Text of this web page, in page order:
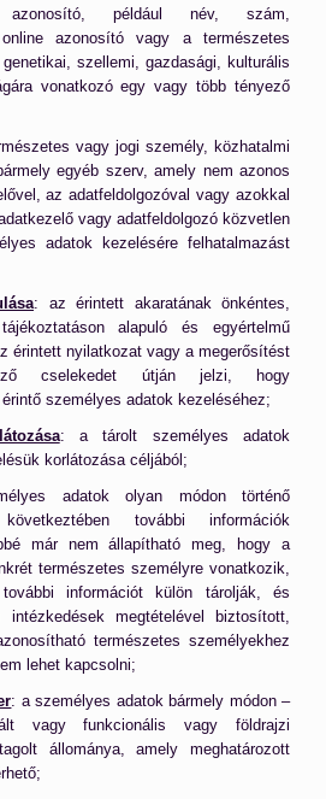
azonosító, például név, szám,
online azonosító vagy a természetes
szellemi, gazdasági, kulturális
vonatkozó egy vagy több tényező
vagy jogi személy, közhatalmi
egyéb szerv, amely nem azonos
az adatfeldolgozóval vagy azokkal
vagy adatfeldolgozó közvetlen
adatok kezelésére felhatalmazást
: az érintett akaratának önkéntes,
alapuló és egyértelmű
érintett nyilatkozat vagy a megerősítést
cselekedet útján jelzi, hogy
személyes adatok kezeléséhez;
: a tárolt személyes adatok
korlátozása céljából;
adatok olyan módon történő
további információk
már nem állapítható meg, hogy a
természetes személyre vonatkozik,
információt külön tárolják, és
megtételével biztosított,
természetes személyekhez
lehet kapcsolni;
: a személyes adatok bármely módon –
vagy funkcionális vagy földrajzi
állománya, amely meghatározott